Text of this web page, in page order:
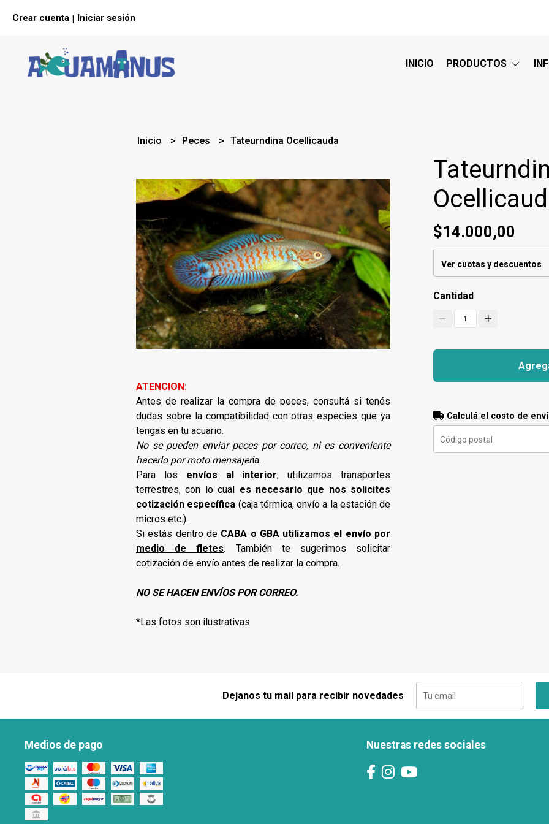
Crear cuenta | Iniciar sesión
INICIO PRODUCTOS
Inicio Peces Tateurndina Ocellicauda
ATENCION:
Antes de realizar la compra de peces, consultá si tenés
dudas sobre la compatibilidad con otras especies que ya
tengas en tu acuario.
No se pueden enviar peces por correo, ni es conveniente
hacerlo por moto mensajería.
Para los envíos al interior, utilizamos transportes
terrestres, con lo cual es necesario que nos solicites
cotización específica (caja térmica, envío a la estación de
micros etc.).
Si estás dentro deCABA o GBA utilizamos el envío por
medio de fletes. También te sugerimos solicitar
cotización de envío antes de realizar la compra.
NO SE HACEN ENVÍOS POR CORREO.
*Las fotos son ilustrativas
$14.000,00
Ver cuotas y descuentos
Cantidad
1
Calculá el costo de
Dejanos tu mail para recibir novedades
Medios de pago Nuestras redes sociales